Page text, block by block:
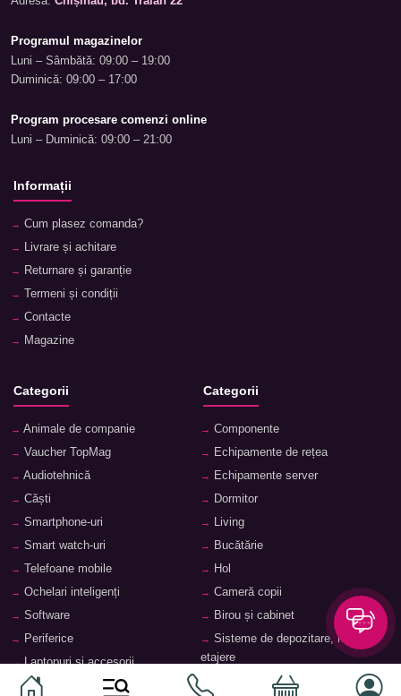
Programul magazinelor
Luni – Sâmbătă: 09:00 – 19:00
Duminică: 09:00 – 17:00
Program procesare comenzi online
Luni – Duminică: 09:00 – 21:00
Informații
Cum plasez comanda?
Livrare și achitare
Returnare și garanție
Termeni și condiții
Contacte
Magazine
Categorii
Animale de companie
Vaucher TopMag
Audiotehnică
Căști
Smartphone-uri
Smart watch-uri
Telefoane mobile
Ochelari inteligenți
Software
Periferice
Laptopuri și accesorii
Tablete și accesorii
Categorii
Componente
Echipamente de rețea
Echipamente server
Dormitor
Living
Bucătărie
Hol
Cameră copii
Birou și cabinet
Sisteme de depozitare, rafturi,
etajere
Feronerie și accesorii pentru